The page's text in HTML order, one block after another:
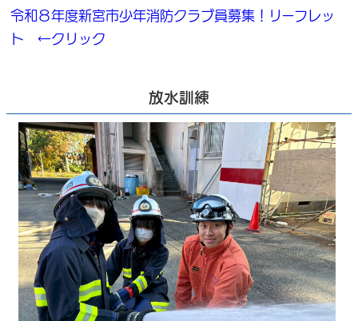
令和８年度新宮市少年消防クラブ員募集！リーフレッ
ト ←クリック
放水訓練